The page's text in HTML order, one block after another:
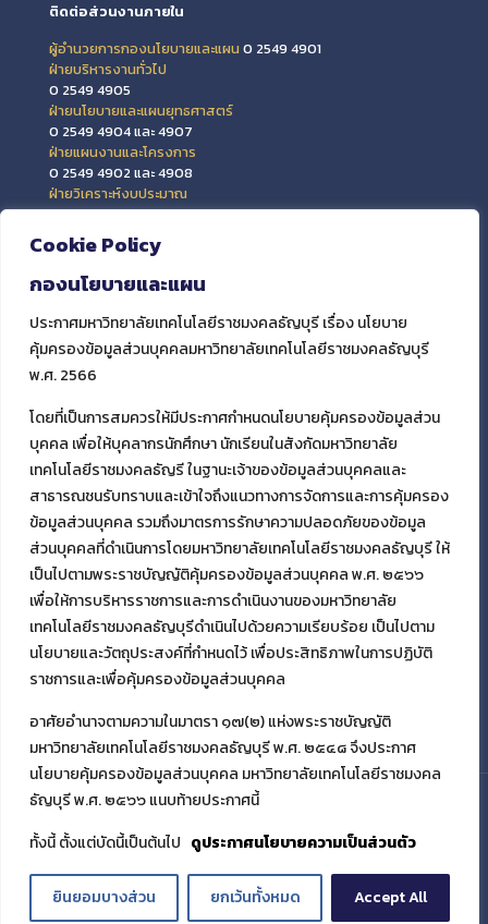
Cookie Policy
กองนโยบายและแผน
ประกาศมหาวิทยาลัยเทคโนโลยีราชมงคลธัญบุรี เรื่อง นโยบาย
คุ้มครองข้อมูลส่วนบุคคลมหาวิทยาลัยเทคโนโลยีราชมงคลธัญบุรี
พ.ศ. 2566
โดยที่เป็นการสมควรให้มีประกาศกำหนดนโยบายคุ้มครองข้อมูลส่วน
บุคคล เพื่อให้บุคลากรนักศึกษา นักเรียนในสังกัดมหาวิทยาลัย
เทคโนโลยีราชมงคลธัญรี ในฐานะเจ้าของข้อมูลส่วนบุคคลและ
สาธารณชนรับทราบและเข้าใจถึงแนวทางการจัดการและการคุ้มครอง
ข้อมูลส่วนบุคคล รวมถึงมาตรการรักษาความปลอดภัยของข้อมูล
ส่วนบุคคลที่ดำเนินการโดยมหาวิทยาลัยเทคโนโลยีราชมงคลธัญบุรี ให้
เป็นไปตามพระราชบัญญัติคุ้มครองข้อมูลส่วนบุคคล พ.ศ. ๒๕๖๖
เพื่อให้การบริหารราชการและการดำเนินงานของมหาวิทยาลัย
เทคโนโลยีราชมงคลธัญบุรีดำเนินไปด้วยความเรียบร้อย เป็นไปตาม
นโยบายและวัตถุประสงค์ที่กำหนดไว้ เพื่อประสิทธิภาพในการปฏิบัติ
ราชการและเพื่อคุ้มครองข้อมูลส่วนบุคคล
อาศัยอำนาจตามความในมาตรา ๑๗(๒) แห่งพระราชบัญญัติ
มหาวิทยาลัยเทคโนโลยีราชมงคลธัญบุรี พ.ศ. ๒๕๔๘ จึงประกาศ
นโยบายคุ้มครองข้อมูลส่วนบุคคล มหาวิทยาลัยเทคโนโลยีราชมงคล
ธัญบุรี พ.ศ. ๒๕๖๖ แนบท้ายประกาศนี้
ทั้งนี้ ตั้งแต่บัดนี้เป็นต้นไป ดูประกาศนโยบายความเป็นส่วนตัว
ยินยอมบางส่วน ยกเว้นทั้งหมด Accept All
ติดต่อส่วนงานภายใน
ผู้อำนวยการกองนโยบายและแผน 0 2549 4901
ฝ่ายบริหารงานทั่วไป
0 2549 4905
ฝ่ายนโยบายและแผนยุทธศาสตร์
0 2549 4904 และ 4907
ฝ่ายแผนงานและโครงการ
0 2549 4902 และ 4908
ฝ่ายวิเคราะห์งบประมาณ
0 2549 4903 และ 4909
ฝ่ายข้อมูลสารสนเทศและติดตามประเมินผล
0 2549 4906
© 2021 มหาวิทยาลัยเทคโนโลยีราชมงคลธัญบุรี